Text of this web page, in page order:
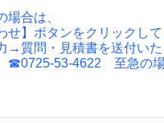
合は、
】ボタンをクリックして
→質問・見積書を送付いた
☎0725-53-4622 至急の場